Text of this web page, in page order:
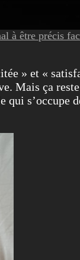
à être précis
» et «
Mais ça
s’occupe